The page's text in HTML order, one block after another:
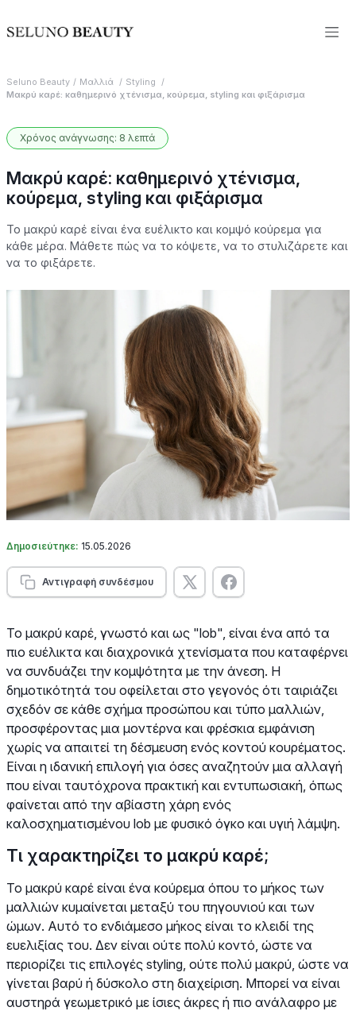
Seluno Beauty Μαλλιά
Styling
Μακρύ καρέ: καθημερινό χτένισμα, κούρεμα, styling και φιξάρισμα
Χρόνος ανάγνωσης: 8 λεπτά
Μακρύ καρέ: καθημερινό χτένισμα,
κούρεμα, styling και φιξάρισμα
Το μακρύ καρέ είναι ένα ευέλικτο και κομψό κούρεμα για
κάθε μέρα. Μάθετε πώς να το κόψετε, να το στυλιζάρετε και
να το φιξάρετε.
Δημοσιεύτηκε: 15.05.2026
Αντιγραφή συνδέσμου
Το μακρύ καρέ, γνωστό και ως "lob", είναι ένα από τα
πιο ευέλικτα και διαχρονικά χτενίσματα που καταφέρνει
να συνδυάζει την κομψότητα με την άνεση. Η
δημοτικότητά του οφείλεται στο γεγονός ότι ταιριάζει
σχεδόν σε κάθε σχήμα προσώπου και τύπο μαλλιών,
προσφέροντας μια μοντέρνα και φρέσκια εμφάνιση
χωρίς να απαιτεί τη δέσμευση ενός κοντού κουρέματος.
Είναι η ιδανική επιλογή για όσες αναζητούν μια αλλαγή
που είναι ταυτόχρονα πρακτική και εντυπωσιακή, όπως
φαίνεται από την αβίαστη χάρη ενός
καλοσχηματισμένου lob με φυσικό όγκο και υγιή λάμψη.
Τι χαρακτηρίζει το μακρύ καρέ;
Το μακρύ καρέ είναι ένα κούρεμα όπου το μήκος των
μαλλιών κυμαίνεται μεταξύ του πηγουνιού και των
ώμων. Αυτό το ενδιάμεσο μήκος είναι το κλειδί της
ευελιξίας του. Δεν είναι ούτε πολύ κοντό, ώστε να
περιορίζει τις επιλογές styling, ούτε πολύ μακρύ, ώστε να
γίνεται βαρύ ή δύσκολο στη διαχείριση. Μπορεί να είναι
αυστηρά γεωμετρικό με ίσιες άκρες ή πιο ανάλαφρο με